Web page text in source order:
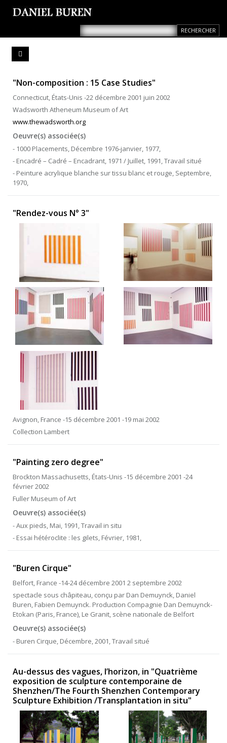
"Non-composition : 15 Case Studies"
Connecticut, États-Unis -22 décembre 2001 juin 2002
Wadsworth Atheneum Museum of Art
www.thewadsworth.org
Oeuvre(s) associée(s)
- 1000 Placements, Décembre 1976-janvier, 1977,
- Encadré – Cadré – Encadrant, 1971 / Juillet, 1991, Travail situé
- Peinture acrylique blanche sur tissu blanc et rouge, Septembre,
1970,
"Rendez-vous N° 3"
Avignon, France -15 décembre 2001 -19 mai 2002
Collection Lambert
"Painting zero degree"
Brockton Massachusetts, États-Unis -15 décembre 2001 -24
février 2002
Fuller Museum of Art
Oeuvre(s) associée(s)
- Aux pieds, Mai, 1991, Travail in situ
- Essai hétéroclite : les gilets, Février, 1981,
"Buren Cirque"
Belfort, France -14-24 décembre 2001 2 septembre 2002
spectacle sous châpiteau, conçu par Dan Demuynck, Daniel
Buren, Fabien Demuynck. Production Compagnie Dan Demuynck-
Etokan (Paris, France), Le Granit, scène nationale de Belfort
Oeuvre(s) associée(s)
- Buren Cirque, Décembre, 2001, Travail situé
Au-dessus des vagues, l’horizon, in "Quatrième
exposition de sculpture contemporaine de
Shenzhen/The Fourth Shenzhen Contemporary
Sculpture Exhibition /Transplantation in situ"